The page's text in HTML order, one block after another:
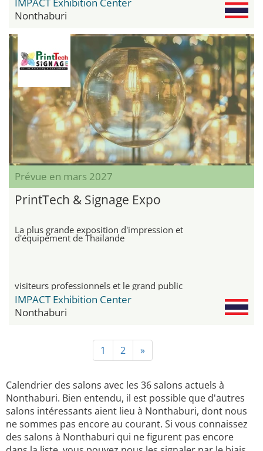
IMPACT Exhibition Center
Nonthaburi
Prévue en mars 2027
PrintTech & Signage Expo
La plus grande exposition d'impression et
d'équipement de Thaïlande
visiteurs professionnels et le grand public
IMPACT Exhibition Center
Nonthaburi
1 2 »
Calendrier des salons avec les 36 salons actuels à
Nonthaburi. Bien entendu, il est possible que d'autres
salons intéressants aient lieu à Nonthaburi, dont nous
ne sommes pas encore au courant. Si vous connaissez
des salons à Nonthaburi qui ne figurent pas encore